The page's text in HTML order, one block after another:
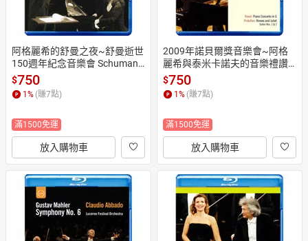
阿格麗希的舒曼之夜~舒曼逝世
150週年紀念音樂會 Schuman
n: Argerich & Chailly (藍光Blu-r
ay) 【EuroArts】
$750
1% (賺7點)
滿1500免運
放入購物車
2009年諾貝爾獎音樂會~阿格
麗希與泰米卡諾夫的音樂禮讚
Nobel Prize Concert 2009 (藍
光Blu-ray) 【EuroArts】
$750
1% (賺7點)
滿1500免運
放入購物車